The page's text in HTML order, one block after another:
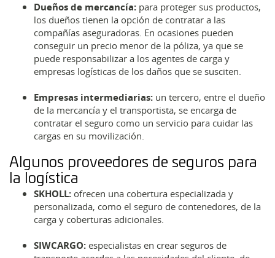
Dueños de mercancía: para proteger sus productos,
los dueños tienen la opción de contratar a las
compañías aseguradoras. En ocasiones pueden
conseguir un precio menor de la póliza, ya que se
puede responsabilizar a los agentes de carga y
empresas logísticas de los daños que se susciten.
Empresas intermediarias: un tercero, entre el dueño
de la mercancía y el transportista, se encarga de
contratar el seguro como un servicio para cuidar las
cargas en su movilización.
Algunos proveedores de seguros para
la logística
SKHOLL: ofrecen una cobertura especializada y
personalizada, como el seguro de contenedores, de la
carga y coberturas adicionales.
SIWCARGO: especialistas en crear seguros de